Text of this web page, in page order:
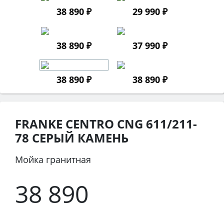
38 890 ₽ 29 990 ₽
38 890 ₽ 37 990 ₽
38 890 ₽ 38 890 ₽
FRANKE CENTRO CNG 611/211-
78 СЕРЫЙ КАМЕНЬ
Мойка гранитная
38 890